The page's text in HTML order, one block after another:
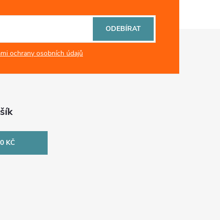
ochrany osobních údajů
ODEBÍRAT
0 KČ